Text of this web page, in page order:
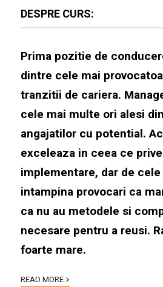
DESPRE CURS:
Prima pozitie de
dintre cele mai
tranzitii de cariera.
cele mai multe ori alesi
angajatilor cu potential.
exceleaza in ceea ce
implementare, dar de
intampina provocari ca
ca nu au metodele si
necesare pentru a reusi.
foarte mare.
READ MORE ›